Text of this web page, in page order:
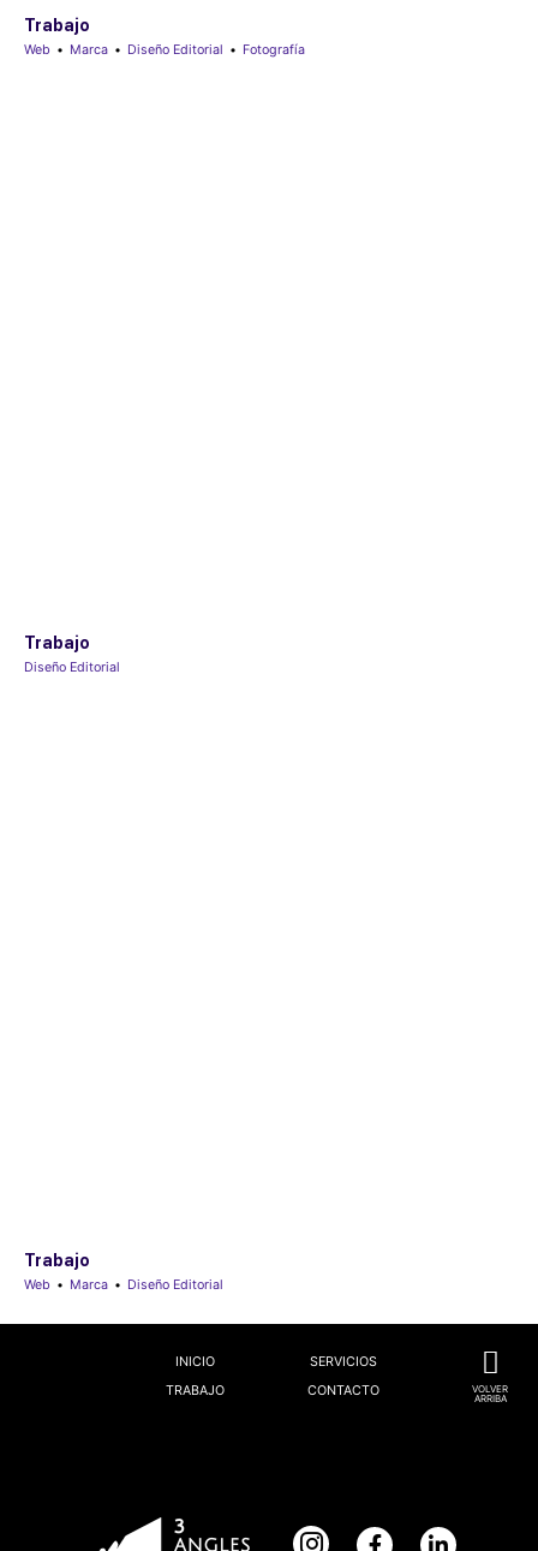
Trabajo
Web • Marca • Diseño Editorial • Fotografía
Trabajo
Diseño Editorial
Trabajo
Web • Marca • Diseño Editorial
INICIO
SERVICIOS
TRABAJO
CONTACTO
VOLVER
ARRIBA